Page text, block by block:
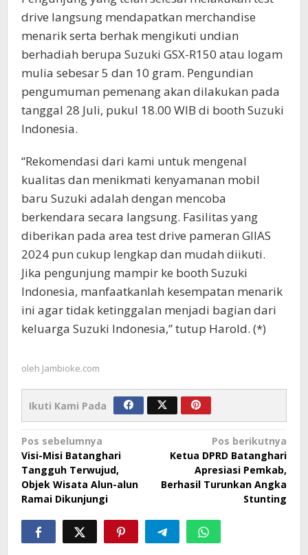
drive langsung mendapatkan merchandise
menarik serta berhak mengikuti undian
berhadiah berupa Suzuki GSX-R150 atau logam
mulia sebesar 5 dan 10 gram. Pengundian
pengumuman pemenang akan dilakukan pada
tanggal 28 Juli, pukul 18.00 WIB di booth Suzuki
Indonesia.
“Rekomendasi dari kami untuk mengenal
kualitas dan menikmati kenyamanan mobil
baru Suzuki adalah dengan mencoba
berkendara secara langsung. Fasilitas yang
diberikan pada area test drive pameran GIIAS
2024 pun cukup lengkap dan mudah diikuti.
Jika pengunjung mampir ke booth Suzuki
Indonesia, manfaatkanlah kesempatan menarik
ini agar tidak ketinggalan menjadi bagian dari
keluarga Suzuki Indonesia,” tutup Harold. (*)
oleh Jambioke.com
Ikuti Kami Pada
Navigasi
pos
Pos sebelumnya
Visi-Misi Batanghari
Tangguh Terwujud,
Objek Wisata Alun-alun
Ramai Dikunjungi
Pos berikutnya
Ketua DPRD Batanghari
Apresiasi Pemkab,
Berhasil Turunkan Angka
Stunting